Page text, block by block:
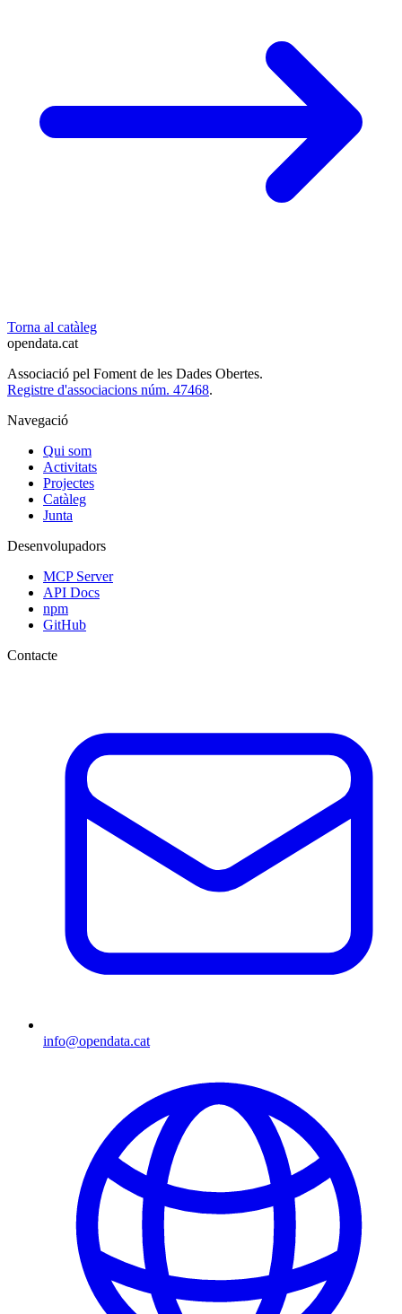
Torna al catàleg
opendata.cat
Associació pel Foment de les Dades Obertes.
Registre d'associacions núm. 47468.
Navegació
Qui som
Activitats
Projectes
Catàleg
Junta
Desenvolupadors
MCP Server
API Docs
npm
GitHub
Contacte
info@opendata.cat